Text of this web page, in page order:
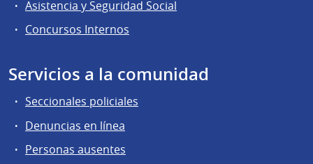
Asistencia y Seguridad Social
Concursos Internos
Servicios a la comunidad
Seccionales policiales
Denuncias en línea
Personas ausentes